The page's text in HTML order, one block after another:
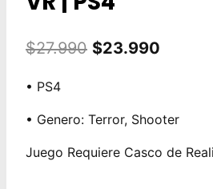
$27.990 El
era:
$27.990.
$23.990
es:
• PS4
• Genero: Terror, Shooter
Juego Requiere Casco de